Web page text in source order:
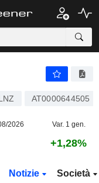
AT0000644505
2026 Var. 1 gen.
+1,28%
Notizie Società